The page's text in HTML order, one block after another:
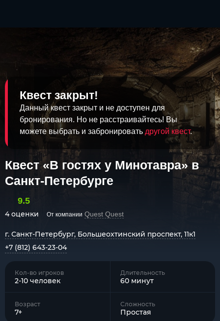
Квест закрыт!
Данный квест закрыт и не доступен для
бронирования. Но не расстраивайтесь! Вы
можете выбрать и забронировать другой квест.
Квест «В гостях у Минотавра» в
Санкт-Петербурге
9.5
4 оценки От компании Quest Quest
г. Санкт-Петербург, Большеохтинский проспект, 11к1
+7 (812) 643-23-04
Кол-во игроков
2-10 человек
Длительность
60 минут
Возраст
7+
Сложность
Простая